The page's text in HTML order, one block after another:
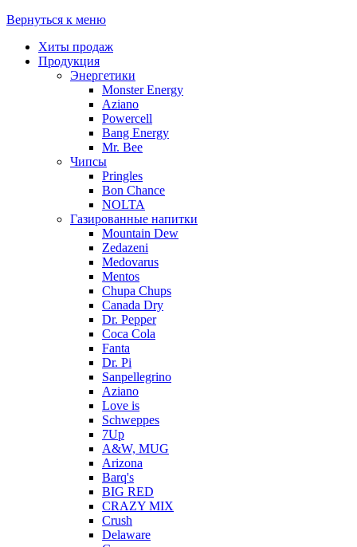
Вернуться к меню
Хиты продаж
Продукция
Энергетики
Monster Energy
Aziano
Powercell
Bang Energy
Mr. Bee
Чипсы
Pringles
Bon Chance
NOLTA
Газированные напитки
Mountain Dew
Zedazeni
Medovarus
Mentos
Chupa Chups
Canada Dry
Dr. Pepper
Coca Cola
Fanta
Dr. Pi
Sanpellegrino
Aziano
Love is
Schweppes
7Up
A&W, MUG
Arizona
Barq's
BIG RED
CRAZY MIX
Crush
Delaware